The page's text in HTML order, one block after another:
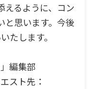
えるように、コン
と思います。今後
たします。
編集部
スト先：